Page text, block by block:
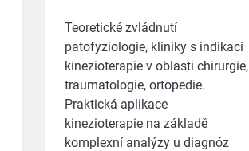
Teoretické zvládnutí
patofyziologie, kliniky s indikací
kinezioterapie v oblasti chirurgie,
traumatologie, ortopedie.
Praktická aplikace
kinezioterapie na základě
komplexní analýzy u diagnóz